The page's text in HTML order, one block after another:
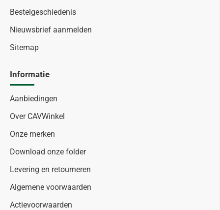
Bestelgeschiedenis
Nieuwsbrief aanmelden
Sitemap
Informatie
Aanbiedingen
Over CAVWinkel
Onze merken
Download onze folder
Levering en retourneren
Algemene voorwaarden
Actievoorwaarden